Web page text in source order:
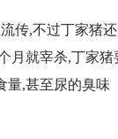
传,不过丁家猪
月就宰杀,丁家猪
量,甚至尿的臭味